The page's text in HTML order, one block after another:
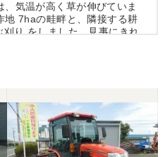
気温が高く草が伸びていま
地 7haの畦畔と、隣接する耕
り をしました。見事にきれ
した。とにかく対応が素晴ら
ました。 必要な農機具があっ
ようと思っています。 ありが